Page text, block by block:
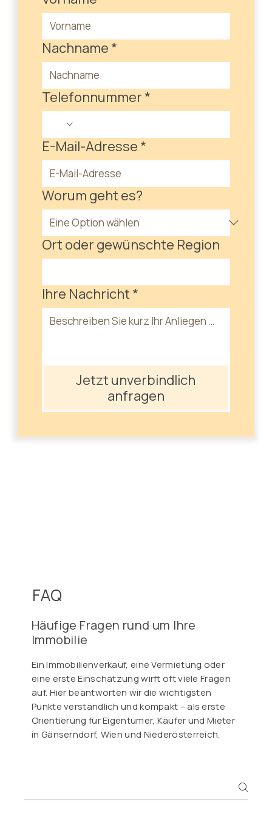
FAQ
Häufige Fragen rund um Ihre
Immobilie
Ein Immobilienverkauf, eine Vermietung oder
eine erste Einschätzung wirft oft viele Fragen
auf. Hier beantworten wir die wichtigsten
Punkte verständlich und kompakt – als erste
Orientierung für Eigentümer, Käufer und Mieter
in Gänserndorf, Wien und Niederösterreich.
Nachname *
Telefonnummer *
E-Mail-Adresse *
Worum geht es?
Ort oder gewünschte Region
Ihre Nachricht *
Jetzt unverbindlich
anfragen